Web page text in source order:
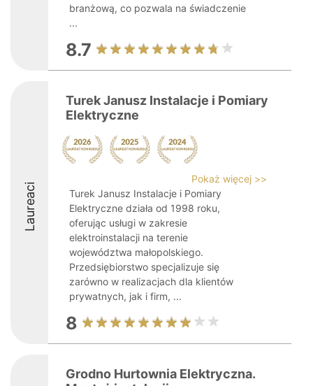
branżową, co pozwala na świadczenie
...
8.7
Laureaci
Turek Janusz Instalacje i Pomiary
Elektryczne
Pokaż więcej >>
Turek Janusz Instalacje i Pomiary
Elektryczne działa od 1998 roku,
oferując usługi w zakresie
elektroinstalacji na terenie
województwa małopolskiego.
Przedsiębiorstwo specjalizuje się
zarówno w realizacjach dla klientów
prywatnych, jak i firm, ...
8
Grodno Hurtownia Elektryczna.